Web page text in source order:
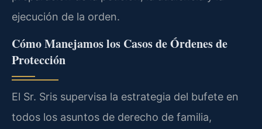
ejecución de la orden.
Cómo Manejamos los Casos de Órdenes de
Protección
El Sr. Sris supervisa la estrategia del bufete en
todos los asuntos de derecho de familia,